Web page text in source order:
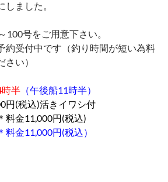
ました。
100号をご用意下さい。
約受付中です（釣り時間が短い為料
い）
半 （午後船11時半）
円(税込)活きイワシ付
金11,000円(税込)
金11,000円(税込）